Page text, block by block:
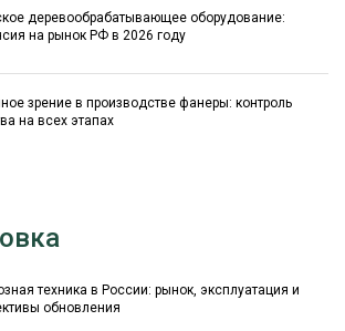
деревообрабатывающее оборудование:
на рынок РФ в 2026 году
зрение в производстве фанеры: контроль
на всех этапах
техника в России: рынок, эксплуатация и
обновления